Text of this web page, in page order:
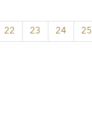
22 23 24 25